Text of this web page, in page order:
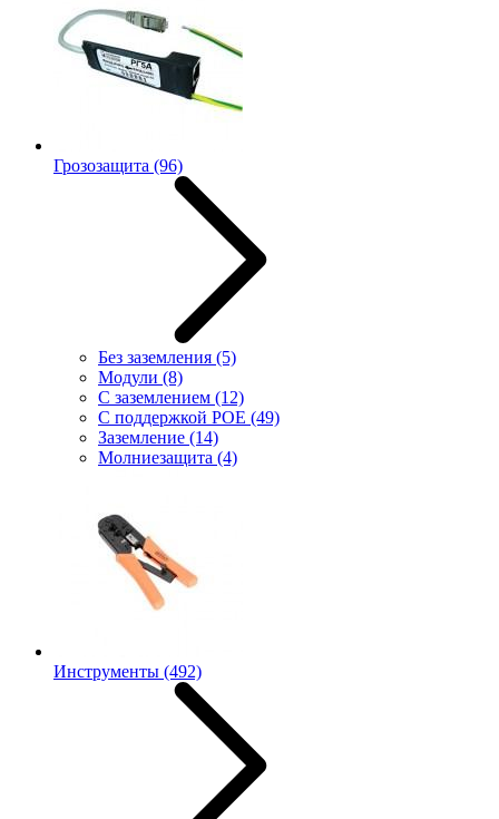
Грозозащита (96)
Без заземления (5)
Модули (8)
С заземлением (12)
С поддержкой POE (49)
Заземление (14)
Молниезащита (4)
Инструменты (492)